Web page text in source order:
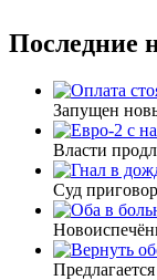
Последние
Запущен
Власти
Суд